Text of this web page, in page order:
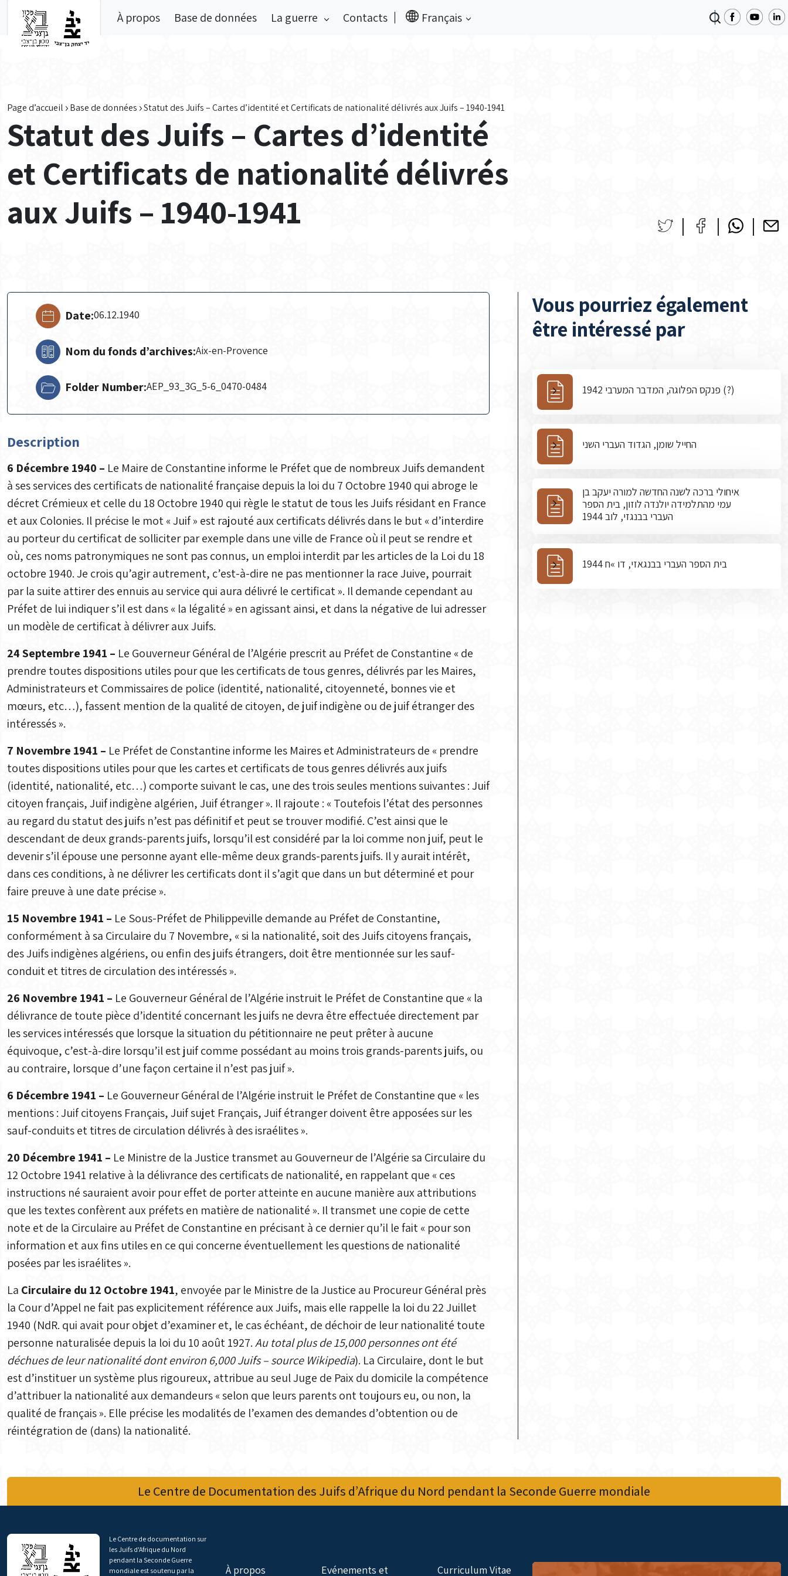
À propos Base de données La guerre Contacts Français
Page d’accueil Base de données Statut des Juifs – Cartes d’identité et Certificats de nationalité délivrés aux Juifs – 1940-1941
Statut des Juifs – Cartes d’identité
et Certificats de nationalité délivrés
aux Juifs – 1940-1941
Date:06.12.1940
Nom du fonds d’archives:Aix-en-Provence
Folder Number:AEP_93_3G_5-6_0470-0484
Description
6 Décembre 1940 – Le Maire de Constantine informe le Préfet que de nombreux Juifs demandent
à ses services des certificats de nationalité française depuis la loi du 7 Octobre 1940 qui abroge le
décret Crémieux et celle du 18 Octobre 1940 qui règle le statut de tous les Juifs résidant en France
et aux Colonies. Il précise le mot « Juif » est rajouté aux certificats délivrés dans le but « d’interdire
au porteur du certificat de solliciter par exemple dans une ville de France où il peut se rendre et
où, ces noms patronymiques ne sont pas connus, un emploi interdit par les articles de la Loi du 18
octobre 1940. Je crois qu’agir autrement, c’est-à-dire ne pas mentionner la race Juive, pourrait
par la suite attirer des ennuis au service qui aura délivré le certificat ». Il demande cependant au
Préfet de lui indiquer s’il est dans « la légalité » en agissant ainsi, et dans la négative de lui adresser
un modèle de certificat à délivrer aux Juifs.
24 Septembre 1941 – Le Gouverneur Général de l’Algérie prescrit au Préfet de Constantine « de
prendre toutes dispositions utiles pour que les certificats de tous genres, délivrés par les Maires,
Administrateurs et Commissaires de police (identité, nationalité, citoyenneté, bonnes vie et
mœurs, etc…), fassent mention de la qualité de citoyen, de juif indigène ou de juif étranger des
intéressés ».
7 Novembre 1941 – Le Préfet de Constantine informe les Maires et Administrateurs de « prendre
toutes dispositions utiles pour que les cartes et certificats de tous genres délivrés aux juifs
(identité, nationalité, etc…) comporte suivant le cas, une des trois seules mentions suivantes : Juif
citoyen français, Juif indigène algérien, Juif étranger ». Il rajoute : « Toutefois l’état des personnes
au regard du statut des juifs n’est pas définitif et peut se trouver modifié. C’est ainsi que le
descendant de deux grands-parents juifs, lorsqu’il est considéré par la loi comme non juif, peut le
devenir s’il épouse une personne ayant elle-même deux grands-parents juifs. Il y aurait intérêt,
dans ces conditions, à ne délivrer les certificats dont il s’agit que dans un but déterminé et pour
faire preuve à une date précise ».
15 Novembre 1941 – Le Sous-Préfet de Philippeville demande au Préfet de Constantine,
conformément à sa Circulaire du 7 Novembre, « si la nationalité, soit des Juifs citoyens français,
des Juifs indigènes algériens, ou enfin des juifs étrangers, doit être mentionnée sur les sauf-
conduit et titres de circulation des intéressés ».
26 Novembre 1941 – Le Gouverneur Général de l’Algérie instruit le Préfet de Constantine que « la
délivrance de toute pièce d’identité concernant les juifs ne devra être effectuée directement par
les services intéressés que lorsque la situation du pétitionnaire ne peut prêter à aucune
équivoque, c’est-à-dire lorsqu’il est juif comme possédant au moins trois grands-parents juifs, ou
au contraire, lorsque d’une façon certaine il n’est pas juif ».
6 Décembre 1941 – Le Gouverneur Général de l’Algérie instruit le Préfet de Constantine que « les
mentions : Juif citoyens Français, Juif sujet Français, Juif étranger doivent être apposées sur les
sauf-conduits et titres de circulation délivrés à des israélites ».
20 Décembre 1941 – Le Ministre de la Justice transmet au Gouverneur de l’Algérie sa Circulaire du
12 Octobre 1941 relative à la délivrance des certificats de nationalité, en rappelant que « ces
instructions né sauraient avoir pour effet de porter atteinte en aucune manière aux attributions
que les textes confèrent aux préfets en matière de nationalité ». Il transmet une copie de cette
note et de la Circulaire au Préfet de Constantine en précisant à ce dernier qu’il le fait « pour son
information et aux fins utiles en ce qui concerne éventuellement les questions de nationalité
posées par les israélites ».
La Circulaire du 12 Octobre 1941, envoyée par le Ministre de la Justice au Procureur Général près
la Cour d’Appel ne fait pas explicitement référence aux Juifs, mais elle rappelle la loi du 22 Juillet
1940 (NdR. qui avait pour objet d’examiner et, le cas échéant, de déchoir de leur nationalité toute
personne naturalisée depuis la loi du 10 août 1927.Au total plus de 15,000 personnes ont été
déchues de leur nationalité dont environ 6,000 Juifs – source Wikipedia). La Circulaire, dont le but
est d’instituer un système plus rigoureux, attribue au seul Juge de Paix du domicile la compétence
d’attribuer la nationalité aux demandeurs « selon que leurs parents ont toujours eu, ou non, la
qualité de français ». Elle précise les modalités de l’examen des demandes d’obtention ou de
réintégration de (dans) la nationalité.
Vous pourriez également
être intéressé par
פנקס הפלוגה, המדבר המערבי 1942 (?)
החייל שומן, הגדוד העברי השני
איחולי ברכה לשנה החדשה למורה יעקב בן
עמי מהתלמידה יולנדה לוזון, בית הספר
העברי בבנגזי, לוב 1944
בית הספר העברי בבנגאזי, דו »ח 1944
Le Centre de Documentation des Juifs d’Afrique du Nord pendant la Seconde Guerre mondiale
Le Centre de documentation sur
les Juifs d'Afrique du Nord
pendant la Seconde Guerre
mondiale est soutenu par la
À propos Evénements et Curriculum Vitae